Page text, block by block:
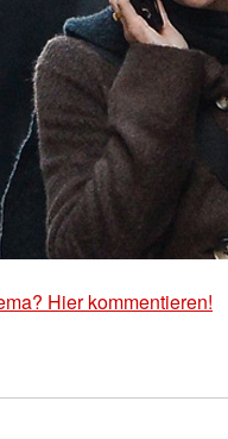
Hier kommentieren!